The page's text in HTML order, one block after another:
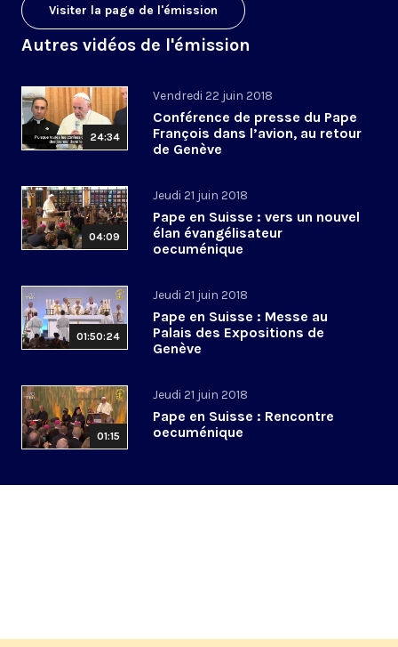
Visiter la page de l'émission
Autres vidéos de l'émission
24:34
Vendredi 22 juin 2018
Conférence de presse du Pape
François dans l’avion, au retour
de Genève
04:09
Jeudi 21 juin 2018
Pape en Suisse : vers un nouvel
élan évangélisateur
oecuménique
01:50:24
Jeudi 21 juin 2018
Pape en Suisse : Messe au
Palais des Expositions de
Genève
01:15
Jeudi 21 juin 2018
Pape en Suisse : Rencontre
oecuménique